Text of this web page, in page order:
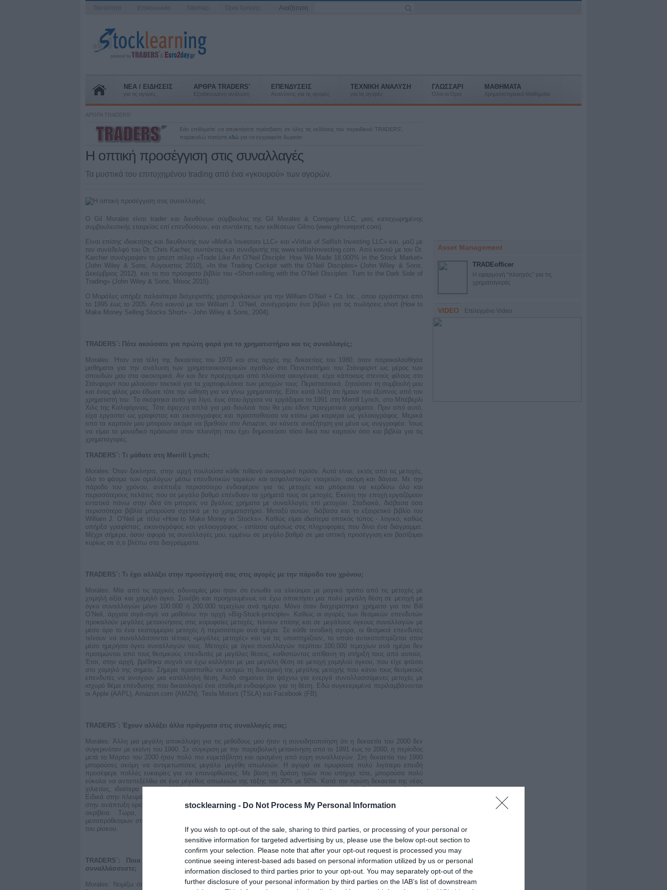
stocklearning - Do Not Process My Personal Information
If you wish to opt-out of the sale, sharing to third parties, or processing of your personal or
sensitive information for targeted advertising by us, please use the below opt-out section to
confirm your selection. Please note that after your opt-out request is processed you may
continue seeing interest-based ads based on personal information utilized by us or personal
information disclosed to third parties prior to your opt-out. You may separately opt-out of the
further disclosure of your personal information by third parties on the IAB’s list of downstream
Αναζήτηση
ΝΕΑ / ΕΙΔΗΣΕΙΣ
για τις αγορές
ΑΡΘΡΑ TRADERS'
Εξειδικευμένη ανάλυση
ΕΠΕΝΔΥΣΕΙΣ
Αναλύσεις για τις αγορές
ΤΕΧΝΙΚΗ ΑΝΑΛΥΣΗ
για τις αγορές
ΓΛΩΣΣΑΡΙ
Όλοι οι Όροι
ΜΑΘΗΜΑΤΑ
Χρηματιστηριακά Μαθήματα
ΑΡΘΡΑ TRADERS'
Εάν επιθυμείτε να αποκτήσετε πρόσβαση σε όλες τις εκδόσεις του περιοδικού TRADERS’,
παρακαλώ πατήστε εδώ για να εγγραφείτε δωρεάν
Η οπτική προσέγγιση στις συναλλαγές
Τα μυστικά του επιτυχημένου trading από ένα «γκουρού» των αγορών.
Ο Gil Morales είναι trader και διευθύνων σύμβουλος της Gil Morales & Company LLC, μιας καταχωρημένης
συμβουλευτικής εταιρείας επί επενδύσεων, και συντάκτης των εκθέσεων Gilmo (www.gilmoreport.com).
Είναι επίσης ιδιοκτήτης και διευθυντής των «MoKa Investors LLC» και «Virtue of Selfish Investing LLC» και, μαζί με
τον συνάδελφό του Dr. Chris Kacher, συντάκτης και συνιδρυτής της www.selfishinvesting.com. Από κοινού με τον Dr.
Karcher συνέγραψαν το μπεστ σέλερ «Trade Like An O’Neil Disciple: How We Made 18,000% in the Stock Market»
(John Wiley & Sons, Αύγουστος 2010), «In the Trading Cockpit with the O’Neil Disciples» (John Wiley & Sons,
Δεκέμβριος 2012), και το πιο πρόσφατο βιβλίο του «Short-selling with the O’Neil Disciples: Turn to the Dark Side of
Trading» (John Wiley & Sons, Μάιος 2015).
Ο Μοράλες υπήρξε παλαιότερα διαχειριστής χαρτοφυλακίων για την William O’Neil + Co. Inc., όπου εργάστηκε από
το 1995 έως το 2005. Από κοινού με τον William J. O’Neil, συνέγραψαν ένα βιβλίο για τις πωλήσεις short (How to
Make Money Selling Stocks Short» - John Wiley & Sons, 2004).
TRADERS´: Πότε ακούσατε για πρώτη φορά για το χρηματιστήριο και τις συναλλαγές;
Morales: Ήταν στα τέλη της δεκαετίας του 1970 και στις αρχές της δεκαετίας του 1980, όταν παρακολούθησα
μαθήματα για την ανάλυση των χρηματοοικονομικών αγαθών στο Πανεπιστήμιο του Στάνφορντ ως μέρος των
σπουδών μου στα οικονομικά. Αν και δεν προέρχομαι από πλούσια οικογένεια, είχα κάποιους στενούς φίλους στο
Στάνφορντ που μιλούσαν τακτικά για τα χαρτοφυλάκια των μετοχών τους. Περιστασιακά, ζητούσαν τη συμβουλή μου
και ένας φίλος μου έδωσε τότε την ώθηση για να γίνω χρηματιστής. Είπε κατά λέξη ότι ήμουν πιο έξυπνος από τον
χρηματιστή του. Το σκέφτηκα αυτό για λίγο, έως ότου άρχισα να εργάζομαι το 1991 στη Merrill Lynch, στο Μπέβερλι
Χιλς της Καλιφόρνιας. Τότε έψαχνα απλά για μια δουλειά που θα μου έδινε πραγματικά χρήματα. Πριν από αυτό,
είχα εργαστεί ως γραφίστας και εικονογράφος και προσπαθούσα να κτίσω μια καριέρα ως γελοιογράφος. Μερικά
από τα καρτούν μου μπορούν ακόμα να βρεθούν στο Amazon, αν κάνετε αναζήτηση για μένα ως συγγραφέα. Ίσως
να είμαι το μοναδικό πρόσωπο στον πλανήτη που έχει δημοσιεύσει τόσο δικά του καρτούν όσο και βιβλία για τις
χρηματαγορές.
TRADERS´: Τι μάθατε στη Merrill Lynch;
Morales: Όταν ξεκίνησα, στην αρχή πουλούσα κάθε πιθανό οικονομικό προϊόν. Αυτά είναι, εκτός από τις μετοχές,
όλο το φάσμα των ομολόγων μέσω επενδυτικών ταμείων και ασφαλιστικών εταιρειών, ακόμη και δάνεια. Με την
πάροδο του χρόνου, ανέπτυξα περισσότερο ενδιαφέρον για τις μετοχές και μπόρεσα να κερδίσω όλο και
περισσότερους πελάτες που σε μεγάλο βαθμό επένδυαν τα χρήματά τους σε μετοχές. Εκείνη την εποχή εργαζόμουν
εντατικά πάνω στην ιδέα ότι μπορείς να βγάλεις χρήματα με συναλλαγές επί μετοχών. Σταδιακά, διάβασα όσα
περισσότερα βιβλία μπορούσα σχετικά με το χρηματιστήριο. Μεταξύ αυτών, διάβασα και το εξαιρετικό βιβλίο του
William J. O’Neil με τίτλο «How to Make Money in Stocks». Καθώς είμαι ιδιαίτερα οπτικός τύπος - λογικό, καθώς
υπήρξα γραφίστας, εικονογράφος και γελοιογράφος - εστίασα αμέσως στις πληροφορίες που δίνει ένα διάγραμμα.
Μέχρι σήμερα, όσον αφορά τις συναλλαγές μου, εμμένω σε μεγάλο βαθμό σε μια οπτική προσέγγιση και βασίζομαι
κυρίως σε ό,τι βλέπω στα διαγράμματα.
TRADERS´: Τι έχει αλλάξει στην προσέγγισή σας στις αγορές με την πάροδο του χρόνου;
Morales: Μία από τις αρχικές αδυναμίες μου ήταν ότι ένιωθα να ελκύομαι με μαγικό τρόπο από τις μετοχές με
χαμηλή αξία και χαμηλό όγκο. Συνέβη και προηγουμένως να έχω αποκτήσει μια πολύ μεγάλη θέση σε μετοχή με
όγκο συναλλαγών μόνο 100.000 ή 200.000 τεμαχίων ανά ημέρα. Μόνο όταν διαχειρίστηκα χρήματα για τον Bill
O’Neil, άρχισα σιγά-σιγά να μαθαίνω την αρχή «Big-Stock-principle». Καθώς οι αγορές των θεσμικών επενδυτών
προκαλούν μεγάλες μετακινήσεις στις κορυφαίες μετοχές, τείνουν επίσης και σε μεγάλους όγκους συναλλαγών με
μέσο όρο το ένα εκατομμύριο μετοχές ή περισσότερο ανά ημέρα. Σε κάθε ανοδική αγορά, οι θεσμικοί επενδυτές
τείνουν να συναλλάσσονται τέτοιες «μεγάλες μετοχές» και να τις υποστηρίζουν, το οποίο αντικατοπτρίζεται στον
μέσο ημερήσιο όγκο συναλλαγών τους. Μετοχές με όγκο συναλλαγών περίπου 100.000 τεμαχίων ανά ημέρα δεν
προτιμώνται από τους θεσμικούς επενδυτές με μεγάλες θέσεις, καθιστώντας απίθανη τη στήριξή τους από αυτούς.
Έτσι, στην αρχή, βρέθηκα συχνά να έχω κολλήσει με μια μεγάλη θέση σε μετοχή χαμηλού όγκου, που είχε φτάσει
στο χαμηλό της σημείο. Σήμερα προσπαθώ να εκτιμώ τη δυναμική της μεγάλης μετοχής που κάνει τους θεσμικούς
επενδυτές να ανοίγουν μια κατάλληλη θέση. Αυτό σημαίνει ότι ψάχνω για ενεργά συναλλασσόμενες μετοχές με
ισχυρό θέμα επένδυσης που δικαιολογεί ένα σταθερό ενδιαφέρον για τη θέση. Εδώ συγκεκριμένα περιλαμβάνονται
οι Apple (AAPL), Amazon.com (AMZN), Tesla Motors (TSLA) και Facebook (FB).
TRADERS´: Έχουν αλλάξει άλλα πράγματα στις συναλλαγές σας;
Morales: Άλλη μια μεγάλη αποκάλυψη για τις μεθόδους μου ήταν η συνειδητοποίηση ότι η δεκαετία του 2000 δεν
συγκρινόταν με εκείνη του 1990. Σε σύγκριση με την παραβολική μετακίνηση από το 1991 έως το 2000, η περίοδος
μετά το Μάρτιο του 2000 ήταν πολύ πιο ευμετάβλητη και ορισμένη από εύρη συναλλαγών. Στη δεκαετία του 1990
μπορούσες ακόμη να αντιμετωπίσεις μεγάλα μεγέθη απωλειών. Η αγορά σε τιμωρούσε πολύ λιγότερο επειδή
προσέφερε πολλές ευκαιρίες για να επανορθώσεις. Με βάση τη δράση τιμών που υπήρχε τότε, μπορούσα πολύ
εύκολα να ανταπεξέλθω σε ένα μέγεθος απωλειών της τάξης του 30% με 50%. Κατά την πρώτη δεκαετία της νέας
χιλιετίας, ιδιαίτερα μετά το 2008, έπρεπε να κάνω κάποιες πολύ σημαντικές αλλαγές στη διαχείριση κινδύνου.
Ειδικά στην πλευρά της πώλησης όπου κατά το παρελθόν είχα τα μεγαλύτερα μεγέθη απωλειών. Αυτό με οδήγησε
στην ανάπτυξη ορισμένων εργαλείων και τεχνικών με τις οποίες μπορώ σήμερα να ελέγχω το ρίσκο με μεγαλύτερη
ακρίβεια. Τώρα, αναπόσπαστο μέρος των μεθόδων μου αποτελεί το κυνήγι βραχυπρόθεσμων, παρά
μεσοπρόθεσμων στοχευόμενων κερδών και, την ίδια στιγμή, επιτυγχάνω μια πιο ενεργή προσέγγιση στον έλεγχο
του ρίσκου.
TRADERS´: Ποια συγκεκριμένα στησίματα χρησιμοποιείτε σήμερα και σε ποιο χρονικό πλαίσιο
συναλλάσσεστε;
Morales: Νομίζω ότι δεν πρέπει κάποιος να σταματά στις παραδοσιακές συναλλαγές ξεσπάσματος και σε άλλες
Asset Μanagement
TRADEofficer
Η εφαρμογή “πλοηγός” για τις
χρηματαγορές
VIDEO Επιλεγμένο Video